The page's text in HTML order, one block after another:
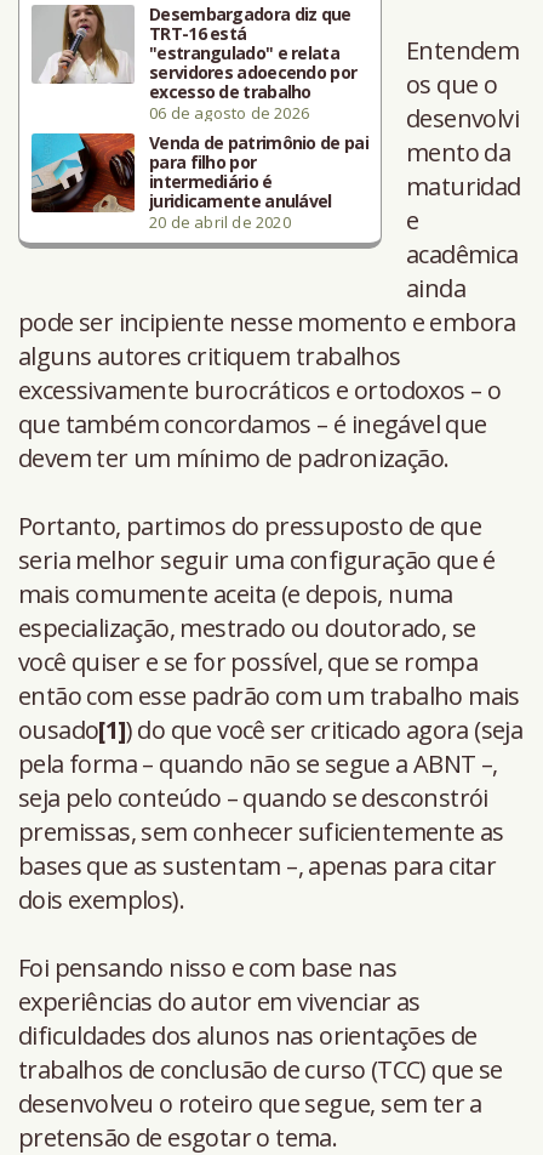
Desembargadora diz que
TRT-16 está
"estrangulado" e relata
servidores adoecendo por
excesso de trabalho
06 de agosto de 2026
Venda de patrimônio de pai
para filho por
intermediário é
juridicamente anulável
20 de abril de 2020
Entendem
os que o
desenvolvi
mento da
maturidad
e
acadêmica
ainda
pode ser incipiente nesse momento e embora
alguns autores critiquem trabalhos
excessivamente burocráticos e ortodoxos – o
que também concordamos – é inegável que
devem ter um mínimo de padronização.
Portanto, partimos do pressuposto de que
seria melhor seguir uma configuração que é
mais comumente aceita (e depois, numa
especialização, mestrado ou doutorado, se
você quiser e se for possível, que se rompa
então com esse padrão com um trabalho mais
ousado[1]) do que você ser criticado agora (seja
pela forma – quando não se segue a ABNT –,
seja pelo conteúdo – quando se desconstrói
premissas, sem conhecer suficientemente as
bases que as sustentam –, apenas para citar
dois exemplos).
Foi pensando nisso e com base nas
experiências do autor em vivenciar as
dificuldades dos alunos nas orientações de
trabalhos de conclusão de curso (TCC) que se
desenvolveu o roteiro que segue, sem ter a
pretensão de esgotar o tema.